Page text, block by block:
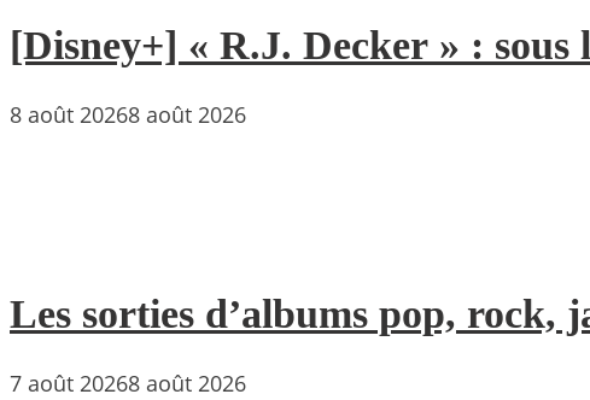
[Disney+] « R.J. Decker » :
8 août 20268 août 2026
Les sorties d’albums pop, rock,
7 août 20268 août 2026